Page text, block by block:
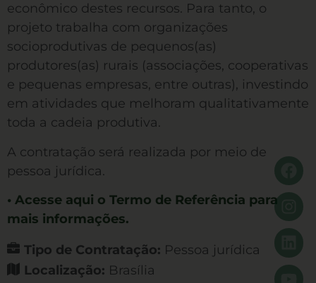
econômico destes recursos. Para tanto, o
projeto trabalha com organizações
socioprodutivas de pequenos(as)
produtores(as) rurais (associações, cooperativas
e pequenas empresas, entre outras), investindo
em atividades que melhoram qualitativamente
toda a cadeia produtiva.
A contratação será realizada por meio de
pessoa jurídica.
• Acesse aqui o Termo de Referência para
mais informações.
Tipo de Contratação: Pessoa jurídica
Localização: Brasília